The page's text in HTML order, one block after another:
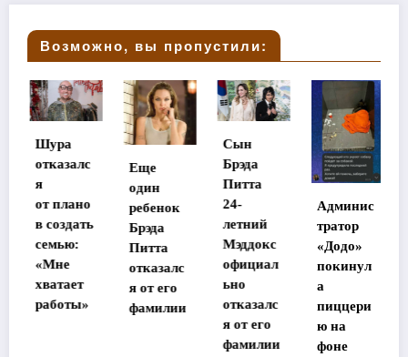
Возможно, вы пропустили:
Шура
отказалс
я
от плано
в создать
семью:
«Мне
хватает
работы»
Еще
один
ребенок
Брэда
Питта
отказалс
я от его
фамилии
Сын
Брэда
Питта
24-
летний
Мэддокс
официал
ьно
отказалс
я от его
фамилии
Админис
тратор
«Додо»
покинул
а
пиццери
ю на
фоне